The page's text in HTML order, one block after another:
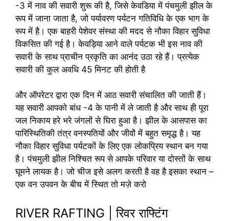
-3 में नाव की सवारी शुरू की है, जिसे केवडिया में पंचमुली झील के
रूप में जाना जाता है, जो पर्यावरण पर्यटन गतिविधि के एक भाग के
रूप में है। एक बाहरी पेशेवर संस्था की मदद से नौका विहार सुविधा
विकसित की गई है। केवड़िया आने वाले पर्यटक भी इस नाव की
सवारी के साथ प्राचीन प्रकृति का आनंद उठा रहे हैं। प्रत्येक
सवारी की कुल अवधि 45 मिनट की होती है
और ऑपरेटर द्वारा एक दिन में आठ सवारी संचालित की जाती हैं।
यह सवारी आपको बांध -4 के पानी में ले जाती है और साथ ही पूरा
जल निकाय हरे भरे जंगलों से घिरा हुआ है। झील के आसपास का
पारिस्थितिकी तंत्र वनस्पतियों और जीवों में बहुत समृद्ध है। यह
नौका विहार सुविधा पर्यटकों के लिए एक लोकप्रिय स्थान बन गया
है। पंचमुली झील निश्चित रूप से आपके परिवार या दोस्तों के साथ
घूमने लायक है। जो चीज इसे अलग करती है वह है इसका स्थान –
एक वन उपवन के बीच में स्थित तो मज़े करो
RIVER RAFTING | रिवर राफ्टिंग